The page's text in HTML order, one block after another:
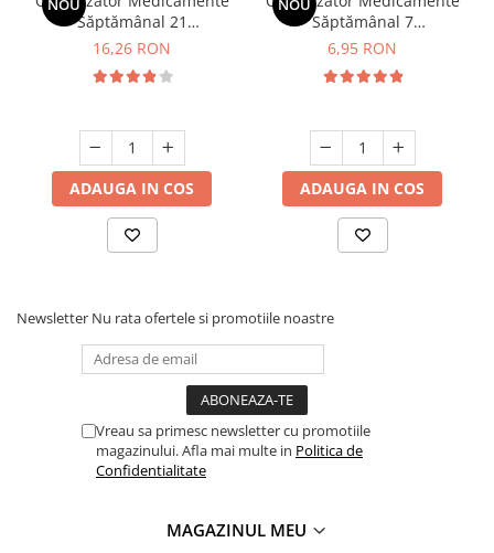
NOU
Săptămânal 21
Compartimente Minut
16,26 RON
ADAUGA IN COS
NOU
Săptămânal 7
Compartimente Minut
6,95 RON
ADAUGA IN COS
Newsletter Nu rata ofertele si promotiile noastre
Vreau sa primesc newsletter cu promotiile
magazinului. Afla mai multe in Politica de
Confidentialitate
MAGAZINUL MEU